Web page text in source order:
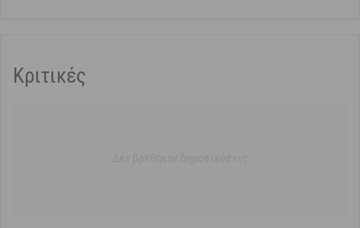
Κριτικές